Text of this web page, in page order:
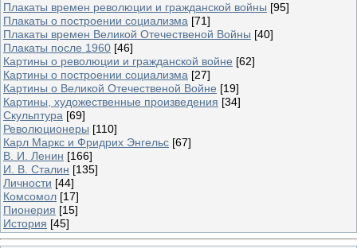
Плакаты времен революции и гражданской войны [95]
Плакаты о построении социализма [71]
Плакаты времен Великой Отечественой Войны [40]
Плакаты после 1960 [46]
Картины о революции и гражданской войне [62]
Картины о построении социализма [27]
Картины о Великой Отечественой Войне [19]
Картины, художественные произведения [34]
Скульптура [69]
Революционеры [110]
Карл Маркс и Фридрих Энгельс [67]
В. И. Ленин [166]
И. В. Сталин [135]
Личности [44]
Комсомол [17]
Пионерия [15]
История [45]